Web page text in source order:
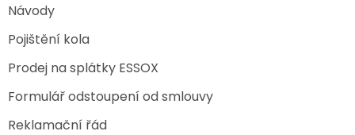
Návody
Pojištění kola
Prodej na splátky ESSOX
Formulář odstoupení od smlouvy
Reklamační řád